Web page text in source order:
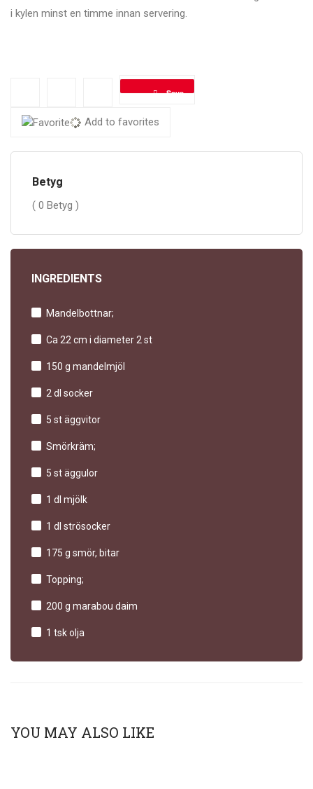
i kylen minst en timme innan servering.
Save
Add to favorites
Betyg
( 0 Betyg )
INGREDIENTS
Mandelbottnar;
Ca 22 cm i diameter 2 st
150 g mandelmjöl
2 dl socker
5 st äggvitor
Smörkräm;
5 st äggulor
1 dl mjölk
1 dl strösocker
175 g smör, bitar
Topping;
200 g marabou daim
1 tsk olja
YOU MAY ALSO LIKE